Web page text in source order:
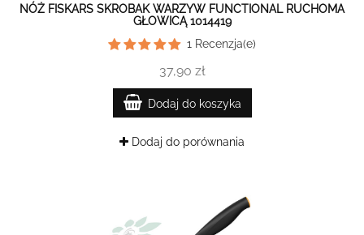
NÓŻ FISKARS SKROBAK WARZYW FUNCTIONAL RUCHOMA
GŁOWICĄ 1014419
1 Recenzja(e)
37,90 zł
Dodaj do koszyka
Dodaj do porównania